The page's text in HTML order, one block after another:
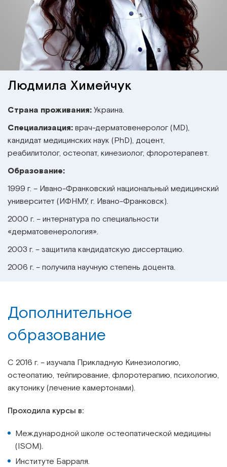
Людмила Химейчук
Страна проживания: Украина.
Специализация: врач-дерматовенеролог (MD),
кандидат медицинских наук (PhD), доцент,
реабилитолог, остеопат, кинезиолог, флоротерапевт.
Образование:
1999 г. – Ивано-Франковский национальный медицинский
университет (ИФНМУ, г. Ивано-Франковск).
2000 г. – интернатура по специальности
«дерматовенерология».
2003 г. – защитила кандидатскую диссертацию.
2006 г. – получила научную степень доцента.
Дополнительное
образование
С 2016 г. – изучала Прикладную Кинезиологию,
остеопатию, тейпирование, флоротерапию, психологию,
акутонику (лечение камертонами).
Проходила курсы в:
Международной школе остеопатической медицины
(ISOM).
Институте Барраля.
Институт Апледжера
Институт Барраля
FAQ
Прикладная кинезиология
Кинезиотейпинг
Психология, психотерапия
Массаж
Эстетическая медицина
Остеопатические манипуляции по
Барралю